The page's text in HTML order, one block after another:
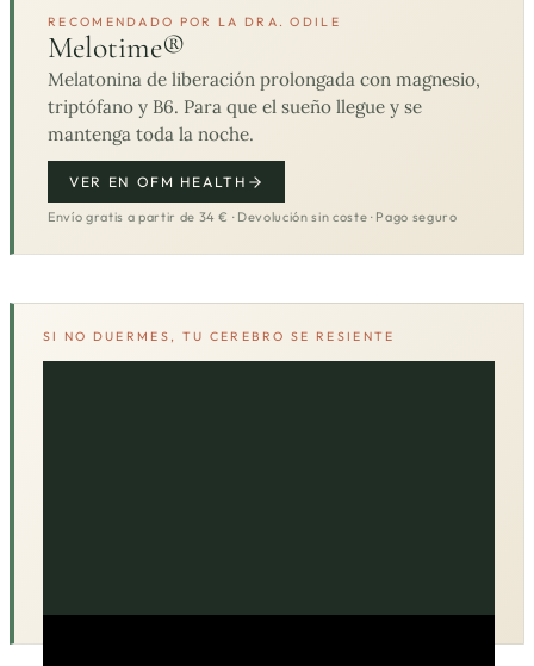
RECOMENDADO POR LA DRA. ODILE
Melotime®
Melatonina de liberación prolongada con magnesio,
triptófano y B6. Para que el sueño llegue y se
mantenga toda la noche.
VER EN OFM HEALTH
Envío gratis a partir de 34 € · Devolución sin coste · Pago seguro
SI NO DUERMES, TU CEREBRO SE RESIENTE